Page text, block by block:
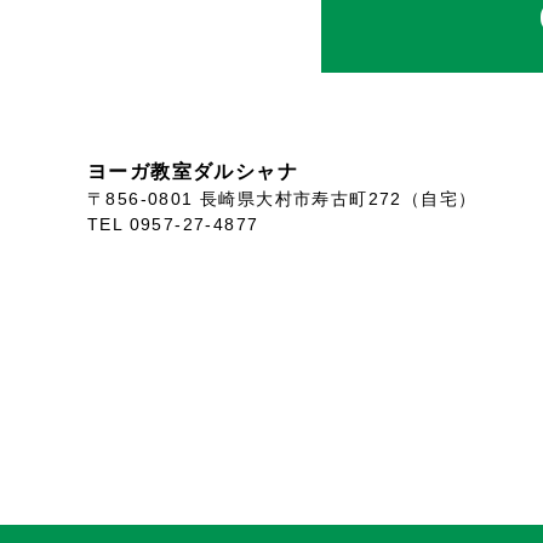
ヨーガ教室ダルシャナ
〒856-0801 長崎県大村市寿古町272（自宅）
TEL 0957-27-4877